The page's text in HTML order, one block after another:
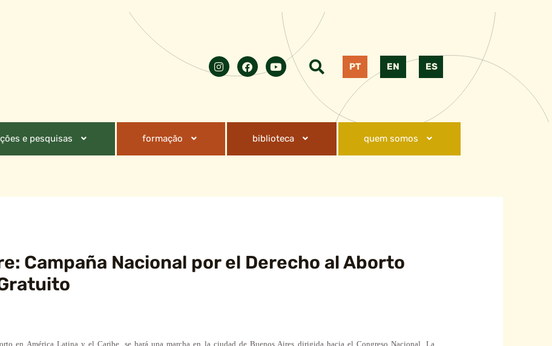
PT EN ES
e pesquisas formação biblioteca quem somos
Campaña Nacional por el Derecho al Aborto
en América Latina y el Caribe, se hará una marcha en la ciudad de Buenos Aires dirigida hacia el Congreso Nacional. La